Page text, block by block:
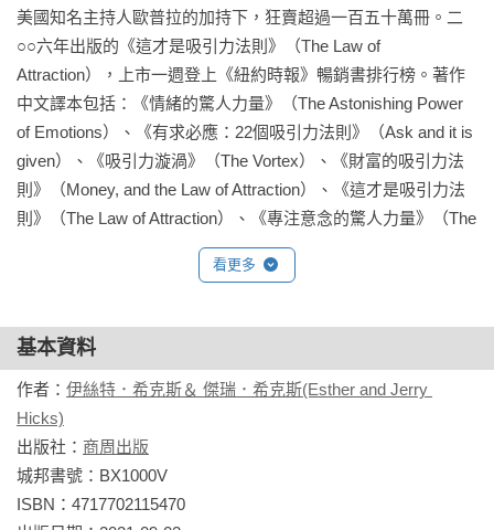
美國知名主持人歐普拉的加持下，狂賣超過一百五十萬冊。二
○○六年出版的《這才是吸引力法則》（The Law of
Attraction），上市一週登上《紐約時報》暢銷書排行榜。著作
中文譯本包括：《情緒的驚人力量》（The Astonishing Power
of Emotions）、《有求必應：22個吸引力法則》（Ask and it is
given）、《吸引力漩渦》（The Vortex）、《財富的吸引力法
則》（Money, and the Law of Attraction）、《這才是吸引力法
則》（The Law of Attraction）、《專注意念的驚人力量》（The
Amazing Power of Deliberate Intent）。
看更多
基本資料
作者： 伊絲特．希克斯＆ 傑瑞．希克斯(Esther and Jerry
Hicks)
出版社： 商周出版
城邦書號：BX1000V
ISBN：4717702115470